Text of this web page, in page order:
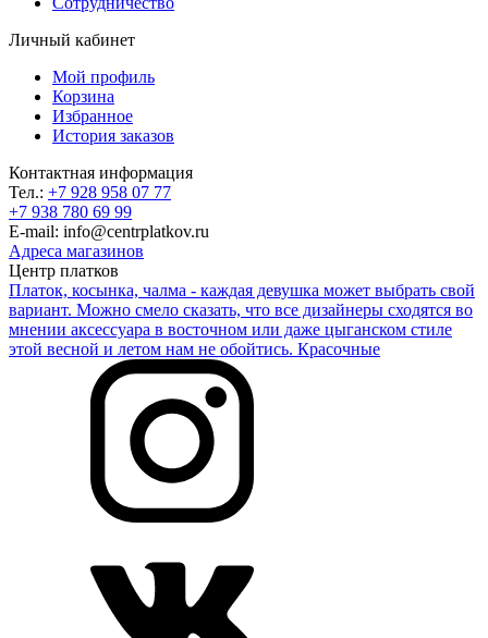
Личный кабинет
Мой профиль
Корзина
Избранное
История заказов
Контактная информация
Тел.: +7 928 958 07 77
+7 938 780 69 99
E-mail: info@centrplatkov.ru
Адреса магазинов
Центр платков
Платок, косынка, чалма - каждая девушка может выбрать свой
вариант. Можно смело сказать, что все дизайнеры сходятся во
мнении аксессуара в восточном или даже цыганском стиле
этой весной и летом нам не обойтись. Красочные